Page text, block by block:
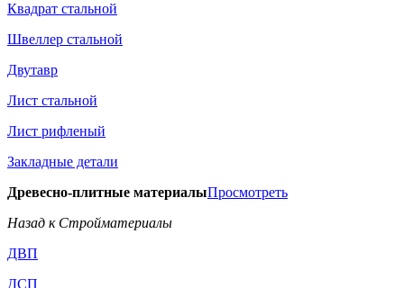
Квадрат стальной
Швеллер стальной
Двутавр
Лист стальной
Лист рифленый
Закладные детали
Древесно-плитные материалыПросмотреть
Назад к Стройматериалы
ДВП
ДСП